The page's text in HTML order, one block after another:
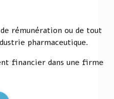
rémunération ou de tout
pharmaceutique.
financier dans une firme